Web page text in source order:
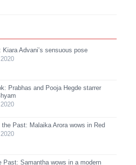
Kiara Advani’s sensuous pose
Prabhas and Pooja Hegde starrer
the Past: Malaika Arora wows in Red
Past: Samantha wows in a modern